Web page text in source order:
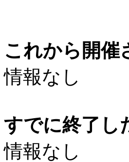
これから開催
情報なし
すでに終了し
情報なし